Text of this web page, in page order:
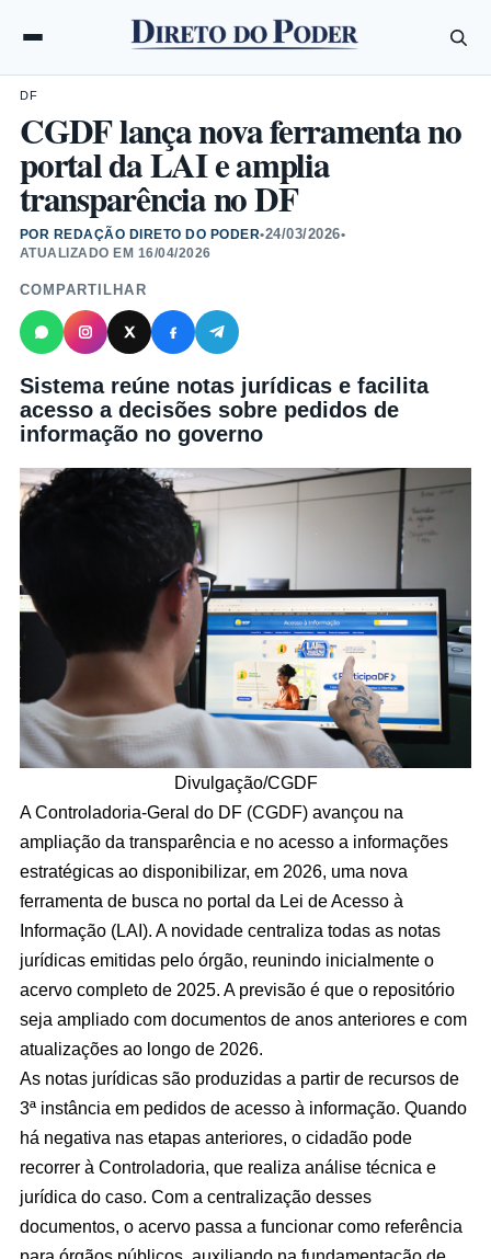
DF
CGDF lança nova ferramenta no
portal da LAI e amplia
transparência no DF
POR REDAÇÃO DIRETO DO PODER•24/03/2026•
ATUALIZADO EM 16/04/2026
COMPARTILHAR
Sistema reúne notas jurídicas e facilita
acesso a decisões sobre pedidos de
informação no governo
Divulgação/CGDF
A Controladoria-Geral do DF (CGDF) avançou na
ampliação da transparência e no acesso a informações
estratégicas ao disponibilizar, em 2026, uma nova
ferramenta de busca no portal da Lei de Acesso à
Informação (LAI). A novidade centraliza todas as notas
jurídicas emitidas pelo órgão, reunindo inicialmente o
acervo completo de 2025. A previsão é que o repositório
seja ampliado com documentos de anos anteriores e com
atualizações ao longo de 2026.
As notas jurídicas são produzidas a partir de recursos de
3ª instância em pedidos de acesso à informação. Quando
há negativa nas etapas anteriores, o cidadão pode
recorrer à Controladoria, que realiza análise técnica e
jurídica do caso. Com a centralização desses
documentos, o acervo passa a funcionar como referência